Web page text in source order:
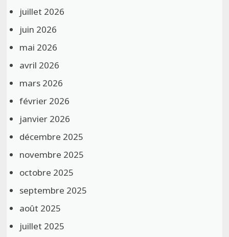
juillet 2026
juin 2026
mai 2026
avril 2026
mars 2026
février 2026
janvier 2026
décembre 2025
novembre 2025
octobre 2025
septembre 2025
août 2025
juillet 2025